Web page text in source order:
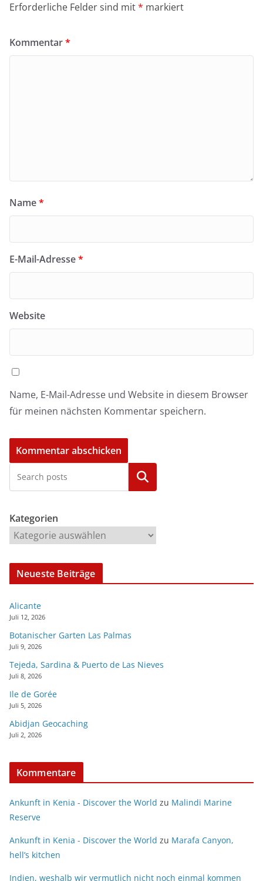
Erforderliche Felder sind mit* markiert
Kommentar*
Name*
E-Mail-Adresse*
Website
Name, E-Mail-Adresse und Website in diesem Browser
für meinen nächsten Kommentar speichern.
Kategorien
Kategorien
Neueste Beiträge
Alicante
Juli 12, 2026
Botanischer Garten Las Palmas
Juli 9, 2026
Tejeda, Sardina & Puerto de Las Nieves
Juli 8, 2026
Ile de Gorée
Juli 5, 2026
Abidjan Geocaching
Juli 2, 2026
Kommentare
Ankunft in Kenia - Discover the World zu Malindi Marine
Reserve
Ankunft in Kenia - Discover the World zu Marafa Canyon,
hell’s kitchen
Indien, weshalb wir vermutlich nicht noch einmal kommen